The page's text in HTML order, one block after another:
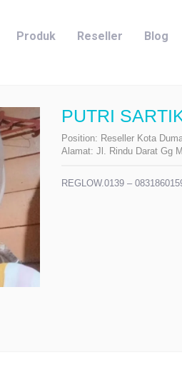
Produk Reseller Blog
PUTRI
Position: Reseller Kota
Alamat: Jl. Rindu Darat Gg
REGLOW.0139 –